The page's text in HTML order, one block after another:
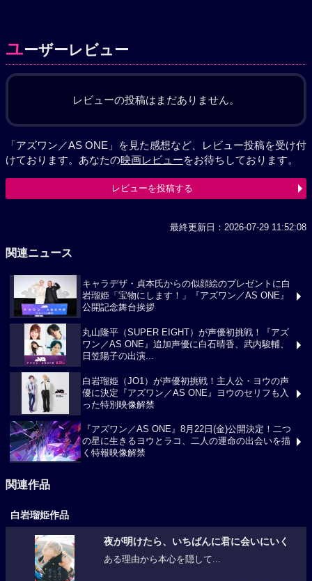
ユーザーレビュー
レビューの投稿はまだありません。
「アズワン／AS ONE」を見た感想など、レビュー投稿を受け付
けております。あなたの映画レビューをお待ちしております。
レビューを投稿する
最終更新日：2026-07-29 11:52:08
関連ニュース
キャラデザ・貞本氏からの似顔絵のプレゼントに白
岩瑠姫「宝物にします！」『アズワン／AS ONE』
公開記念舞台挨拶
丸山隆平（SUPER EIGHT）が声優初挑戦！『アズ
ワン／AS ONE』追加声優に白石晴香、武内駿輔、
日笠陽子の出演...
白岩瑠姫（JO1）が声優初挑戦！主人公・ヨウの声
優に決定『アズワン／AS ONE』ヨウのセリフも入
った特別映像解禁
『アズワン／AS ONE』8月22日(金)公開決定！二つ
の星に生きるヨウとラコ、二人の運命の出会いを描
く特報映像解禁
関連作品
白岩瑠姫作品
夜が明けたら、いちばんに君に会いにいく
ある理由から本心を隠して...